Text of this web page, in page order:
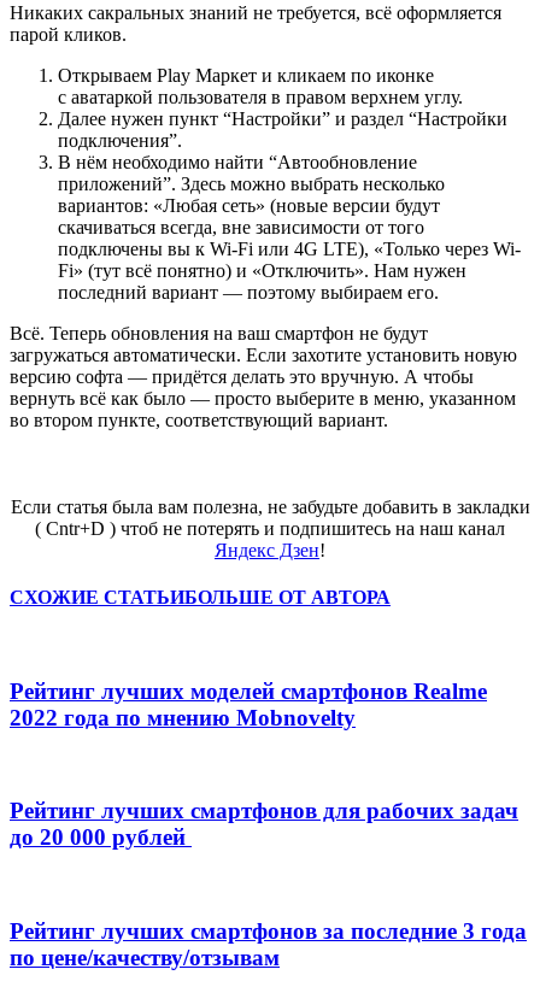
Никаких сакральных знаний не требуется, всё оформляется
парой кликов.
Открываем Play Маркет и кликаем по иконке
с аватаркой пользователя в правом верхнем углу.
Далее нужен пункт “Настройки” и раздел “Настройки
подключения”.
В нём необходимо найти “Автообновление
приложений”. Здесь можно выбрать несколько
вариантов: «Любая сеть» (новые версии будут
скачиваться всегда, вне зависимости от того
подключены вы к Wi-Fi или 4G LTE), «Только через Wi-
Fi» (тут всё понятно) и «Отключить». Нам нужен
последний вариант — поэтому выбираем его.
Всё. Теперь обновления на ваш смартфон не будут
загружаться автоматически. Если захотите установить новую
версию софта — придётся делать это вручную. А чтобы
вернуть всё как было — просто выберите в меню, указанном
во втором пункте, соответствующий вариант.
Если статья была вам полезна, не забудьте добавить в закладки
( Cntr+D ) чтоб не потерять и подпишитесь на наш канал
Яндекс Дзен!
СХОЖИЕ СТАТЬИБОЛЬШЕ ОТ АВТОРА
Рейтинг лучших моделей смартфонов Realme
2022 года по мнению Mobnovelty
Рейтинг лучших смартфонов для рабочих задач
до 20 000 рублей
Рейтинг лучших смартфонов за последние 3 года
по цене/качеству/отзывам